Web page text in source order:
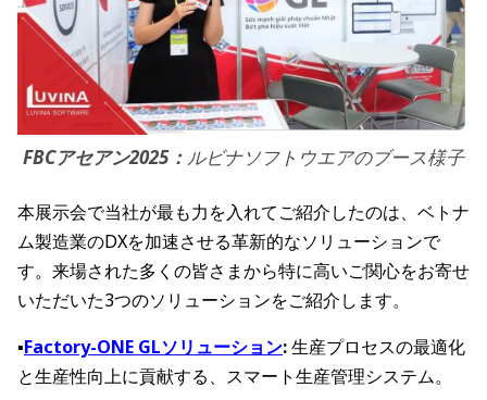
FBCアセアン2025： ルビナソフトウエアのブース様子
本展示会で当社が最も力を入れてご紹介したのは、ベトナ
ム製造業のDXを加速させる革新的なソリューションで
す。来場された多くの皆さまから特に高いご関心をお寄せ
いただいた3つのソリューションをご紹介します。
▪️Factory-ONE GLソリューション:生産プロセスの最適化
と生産性向上に貢献する、スマート生産管理システム。